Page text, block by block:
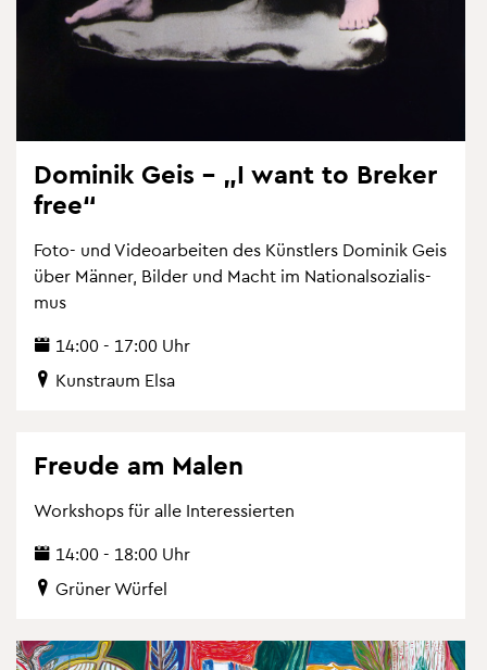
Do­mi­nik Geis – „I want to Bre­ker
free“
Foto- und Vi­deo­ar­bei­ten des Künst­lers Do­mi­nik Geis
über Män­ner, Bil­der und Macht im Na­tio­nal­so­zia­lis­
mus
14:00 - 17:00 Uhr
Kunst­raum Elsa
Freu­de am Malen
Work­shops für alle In­ter­es­sier­ten
14:00 - 18:00 Uhr
Grü­ner Wür­fel